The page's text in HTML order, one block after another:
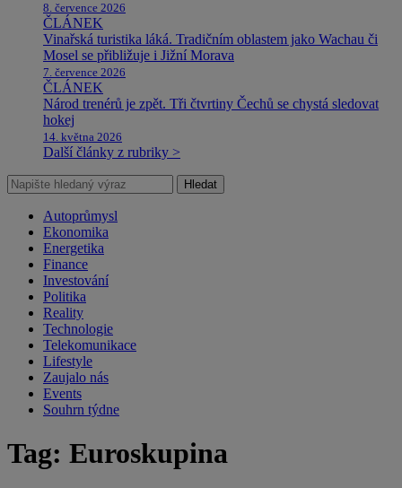
8. července 2026
ČLÁNEK
Vinařská turistika láká. Tradičním oblastem jako Wachau či
Mosel se přibližuje i Jižní Morava
7. července 2026
ČLÁNEK
Národ trenérů je zpět. Tři čtvrtiny Čechů se chystá sledovat
hokej
14. května 2026
Další články z rubriky >
Hledat
Autoprůmysl
Ekonomika
Energetika
Finance
Investování
Politika
Reality
Technologie
Telekomunikace
Lifestyle
Zaujalo nás
Events
Souhrn týdne
Tag: Euroskupina